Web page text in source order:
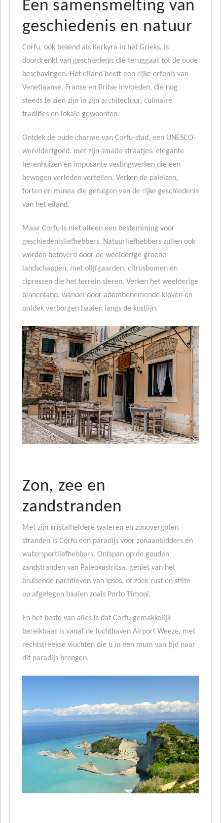
Een samensmelting van
geschiedenis en natuur
Corfu, ook bekend als Kerkyra in het Grieks, is
doordrenkt van geschiedenis die teruggaat tot de oude
beschavingen. Het eiland heeft een rijke erfenis van
Venetiaanse, Franse en Britse invloeden, die nog
steeds te zien zijn in zijn architectuur, culinaire
tradities en lokale gewoonten.
Ontdek de oude charme van Corfu-stad, een UNESCO-
werelderfgoed, met zijn smalle straatjes, elegante
herenhuizen en imposante vestingwerken die een
bewogen verleden vertellen. Verken de paleizen,
forten en musea die getuigen van de rijke geschiedenis
van het eiland.
Maar Corfu is niet alleen een bestemming voor
geschiedenisliefhebbers. Natuurliefhebbers zullen ook
worden betoverd door de weelderige groene
landschappen, met olijfgaarden, citrusbomen en
cipressen die het terrein sieren. Verken het weelderige
binnenland, wandel door adembenemende kloven en
ontdek verborgen baaien langs de kustlijn.
Zon, zee en
zandstranden
Met zijn kristalheldere wateren en zonovergoten
stranden is Corfu een paradijs voor zonaanbidders en
watersportliefhebbers. Ontspan op de gouden
zandstranden van Paleokastritsa, geniet van het
bruisende nachtleven van Ipsos, of zoek rust en stilte
op afgelegen baaien zoals Porto Timoni.
En het beste van alles is dat Corfu gemakkelijk
bereikbaar is vanaf de luchthaven Airport Weeze, met
rechtstreekse vluchten die u in een mum van tijd naar
dit paradijs brengen.